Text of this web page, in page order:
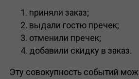
приняли заказ;
выдали гостю пречек;
отменили пречек;
добавили скидку в заказ.
Эту совокупность событий